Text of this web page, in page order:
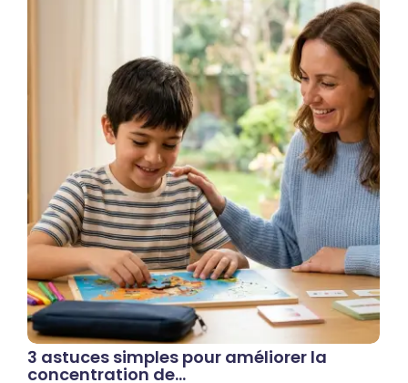
3 astuces simples pour améliorer la
concentration de…